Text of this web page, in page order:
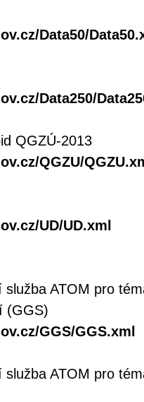
Data50/
Data250/
QGZÚ-2013
QGZU/
UD/UD.xml
služba ATOM pro
(GGS)
GGS/GGS.xml
služba ATOM pro